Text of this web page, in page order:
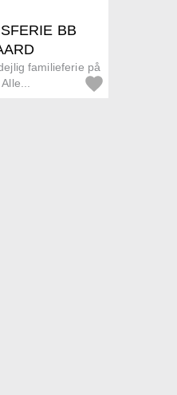
BB
familieferie på